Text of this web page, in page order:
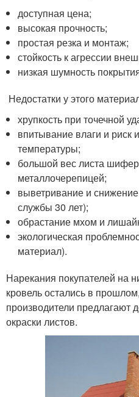
доступная цена;
высокая прочность;
простая резка и монтаж;
стойкость к агрессии
низкая шумность
Недостатки у этого
хрупкость при точечной
впитывание влаги и риск
температуры;
большой вес листа
металлочерепицей;
выветривание и
службы 30 лет);
обрастание мхом и
экологическая
материал).
Нарекания покупателей на
кровель остались в
производители предлагают
окраски листов.